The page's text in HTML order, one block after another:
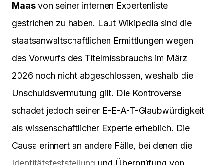
Maas von seiner internen Expertenliste
gestrichen zu haben. Laut Wikipedia sind die
staatsanwaltschaftlichen Ermittlungen wegen
des Vorwurfs des Titelmissbrauchs im März
2026 noch nicht abgeschlossen, weshalb die
Unschuldsvermutung gilt. Die Kontroverse
schadet jedoch seiner E-E-A-T-Glaubwürdigkeit
als wissenschaftlicher Experte erheblich. Die
Causa erinnert an andere Fälle, bei denen die